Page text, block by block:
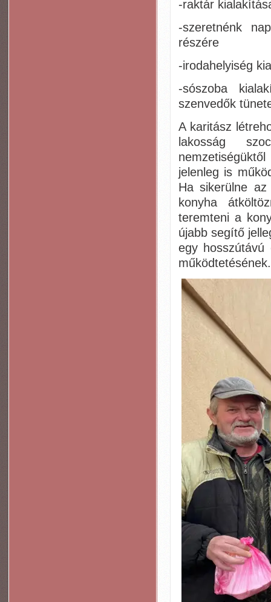
-raktár
-szeretnénk
részére
-irodahelyiség
-sószoba
szenvedők
A karitász
lakosság
jelenleg is
Ha sikerülne
konyha
teremteni a
újabb segítő
egy hosszútávú
működtetésének.